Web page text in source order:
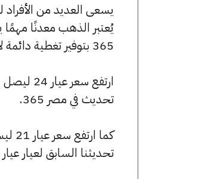
يُعتبر الذهب معدنًا
365 بتوفير تغطية دائمة لأسعار الذهب الآن وفي هذا المقال، سنتعرف على كافة أسعار الأعيرة.
تحديث في مصر 365.
تحديثنا السابق لعيار عيار 21.